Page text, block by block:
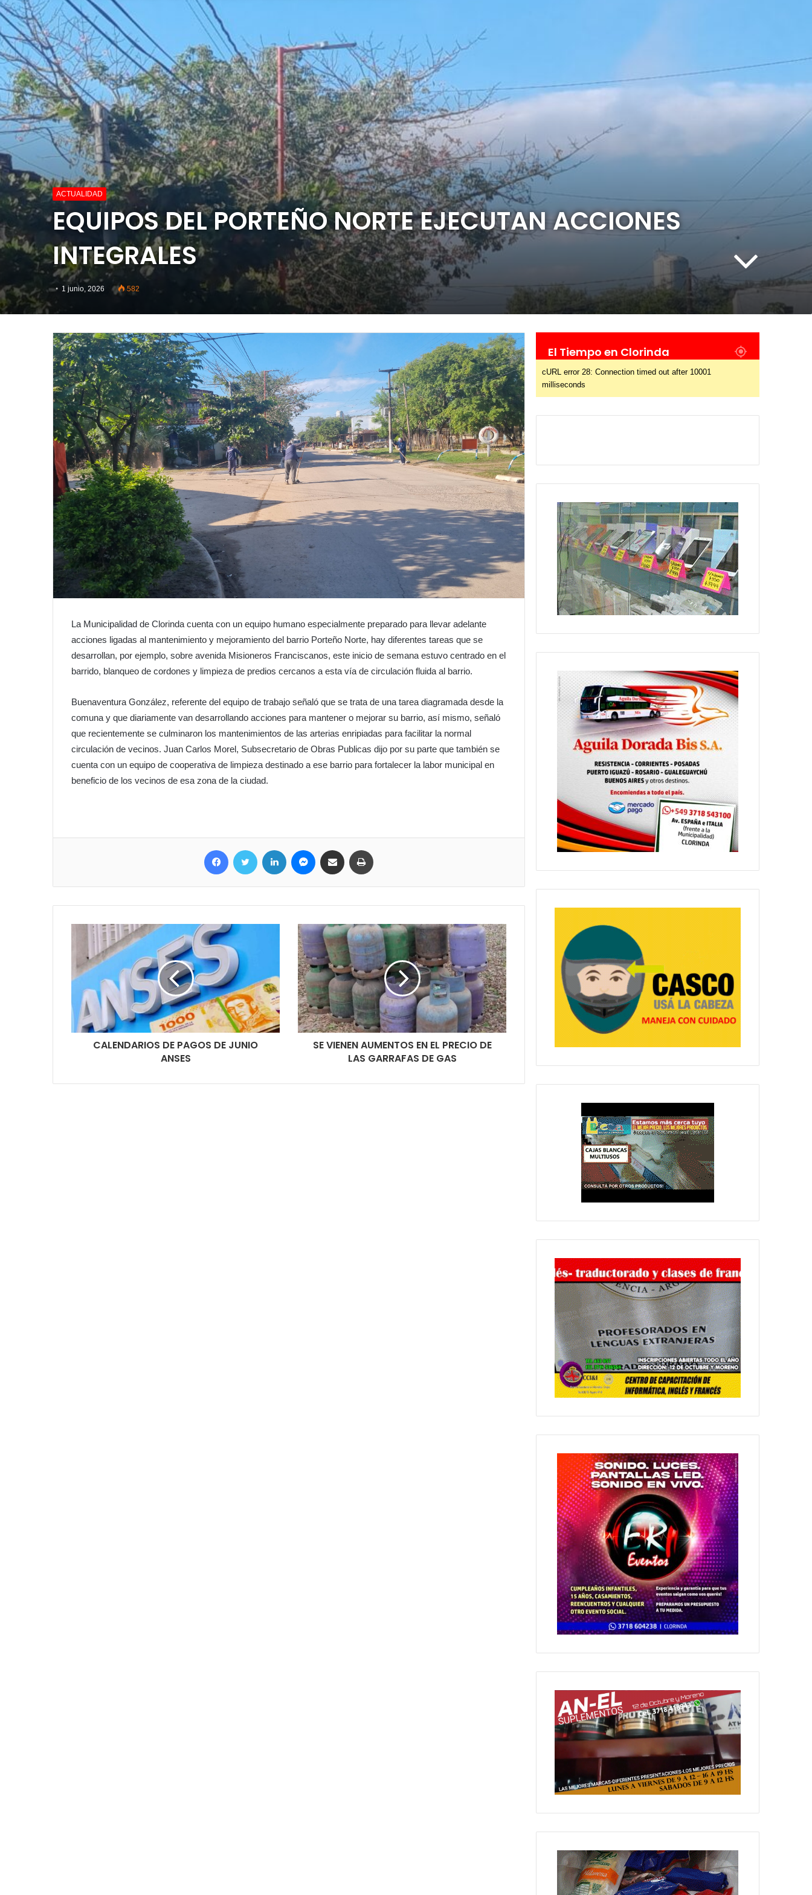
ACTUALIDAD
EQUIPOS DEL PORTEÑO NORTE EJECUTAN ACCIONES
INTEGRALES
1 junio, 2026 582
La Municipalidad de Clorinda cuenta con un equipo humano especialmente preparado para llevar adelante
acciones ligadas al mantenimiento y mejoramiento del barrio Porteño Norte, hay diferentes tareas que se
desarrollan, por ejemplo, sobre avenida Misioneros Franciscanos, este inicio de semana estuvo centrado en el
barrido, blanqueo de cordones y limpieza de predios cercanos a esta vía de circulación fluida al barrio.
Buenaventura González, referente del equipo de trabajo señaló que se trata de una tarea diagramada desde la
comuna y que diariamente van desarrollando acciones para mantener o mejorar su barrio, así mismo, señaló
que recientemente se culminaron los mantenimientos de las arterias enripiadas para facilitar la normal
circulación de vecinos. Juan Carlos Morel, Subsecretario de Obras Publicas dijo por su parte que también se
cuenta con un equipo de cooperativa de limpieza destinado a ese barrio para fortalecer la labor municipal en
beneficio de los vecinos de esa zona de la ciudad.
CALENDARIOS DE PAGOS DE JUNIO
ANSES
SE VIENEN AUMENTOS EN EL PRECIO DE
LAS GARRAFAS DE GAS
El Tiempo en Clorinda
cURL error 28: Connection timed out after 10001
milliseconds